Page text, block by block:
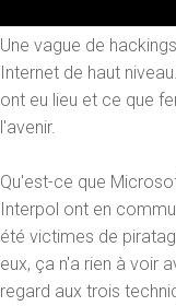
Une vague de
Internet de haut
ont eu lieu et ce que
l'avenir.
Qu'est-ce que
Interpol ont en
été victimes de
eux, ça n'a rien à voir
regard aux trois